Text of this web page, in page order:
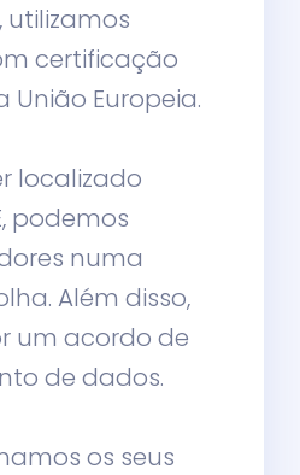
utilizamos
certificação
União Europeia.
localizado
podemos
numa
Além disso,
um acordo de
de dados.
os seus